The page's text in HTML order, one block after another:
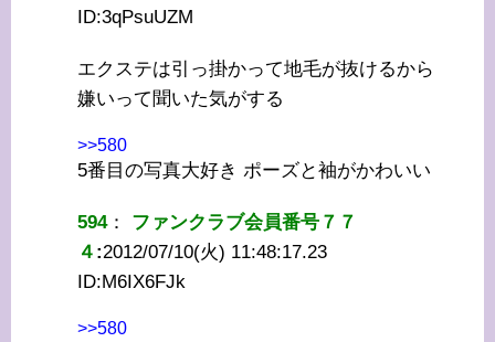
ID:3qPsuUZM
エクステは引っ掛かって地毛が抜けるから
嫌いって聞いた気がする
>>580
5番目の写真大好き ポーズと袖がかわいい
594： ファンクラブ会員番号７７
４ :2012/07/10(火) 11:48:17.23
ID:M6IX6FJk
>>580